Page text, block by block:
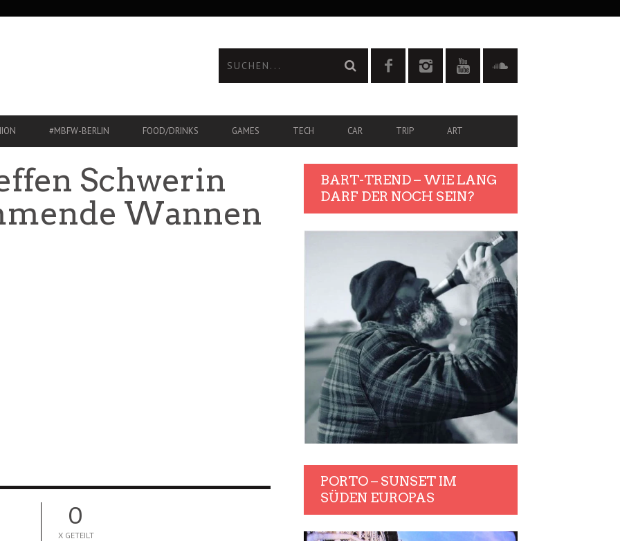
#MBFW-BERLIN FOOD/DRINKS GAMES TECH CAR TRIP ART
Schwerin
Wannen
0
X GETEILT
BART-TREND – WIE LANG
DARF DER NOCH SEIN?
PORTO – SUNSET IM
SÜDEN EUROPAS